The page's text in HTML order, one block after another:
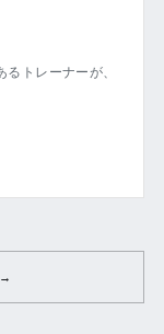
トレーナーが、